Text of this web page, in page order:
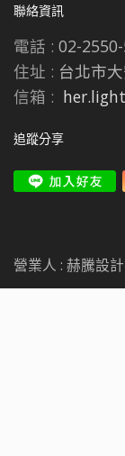
聯絡資訊
電話 : 02-
住址 : 台北市
信箱 :
追蹤分享
營業人 : 赫騰設